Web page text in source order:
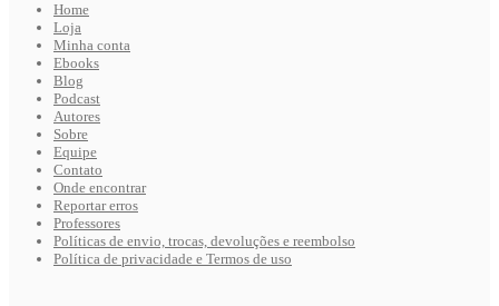
Home
Loja
Minha conta
Ebooks
Blog
Podcast
Autores
Sobre
Equipe
Contato
Onde encontrar
Reportar erros
Professores
Políticas de envio, trocas, devoluções e reembolso
Política de privacidade e Termos de uso